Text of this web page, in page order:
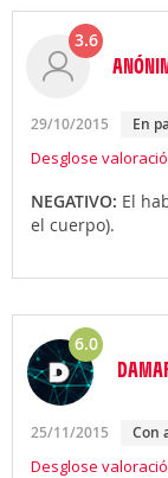
3.6
29/10/2015 En
Desglose
NEGATIVO: El
el cuerpo).
6.0
25/11/2015
Desglose